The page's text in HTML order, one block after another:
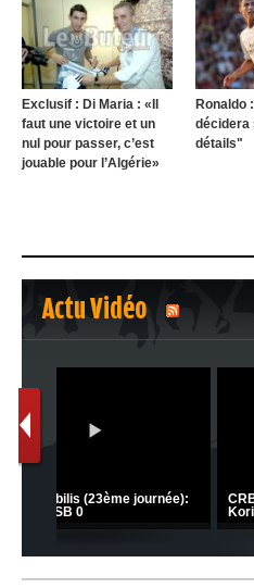
Exclusif : Di Maria : «Il
faut une victoire et un
nul pour passer, c’est
jouable pour l’Algérie»
Ronaldo
décidera
détails"
Actu Vidéo
1 2
Ligue 1 Mobilis (23ème
MCO 5 – USB 0